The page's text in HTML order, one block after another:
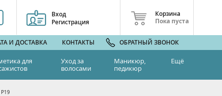
Вход
Регистрация
Корзина
Пока пуста
И ДОСТАВКА КОНТАКТЫ ОБРАТНЫЙ ЗВОНОК
для
Уход за
волосами
Маникюр,
педикюр
Ещё